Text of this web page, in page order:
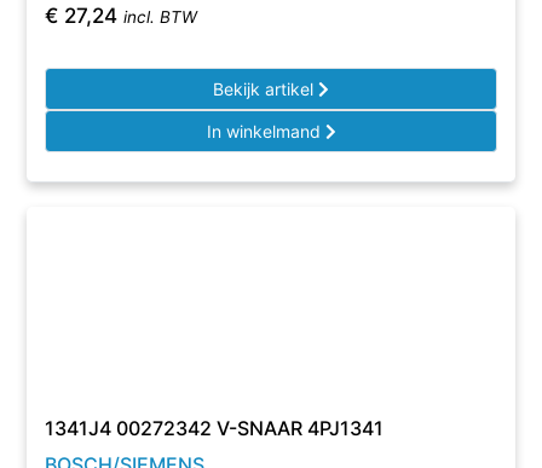
€ 27,24 incl. BTW
Bekijk artikel
In winkelmand
1341J4 00272342 V-SNAAR 4PJ1341